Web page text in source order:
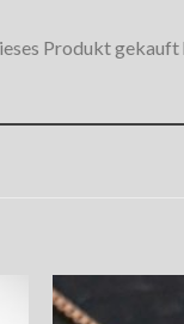
Produkt